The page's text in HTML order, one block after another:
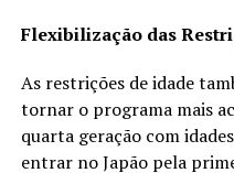
Flexibilização das
As restrições de idade
tornar o programa mais
quarta geração com
entrar no Japão pela